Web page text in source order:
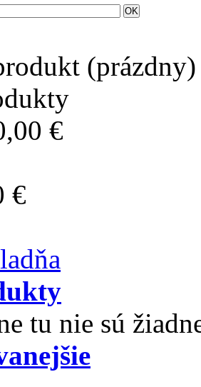
(prázdny)
€
€
tu nie sú